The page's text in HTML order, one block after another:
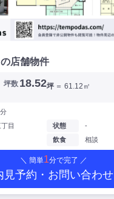
店舗物件
坪数 18.52坪 ＝ 61.12㎡
目
状態
-
飲食
相談
＼ 簡単1分で完了 ／
見予約・お問い合わせ